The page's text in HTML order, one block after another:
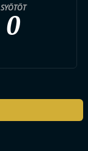
SYÖTÖT
0